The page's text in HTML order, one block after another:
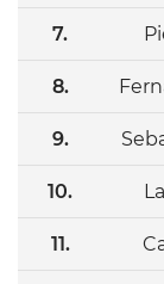
7.
8.
9.
10.
11.